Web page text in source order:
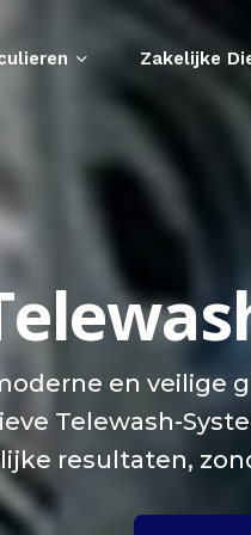
Zakelijke
en veilige
Telewash-
resultaten,